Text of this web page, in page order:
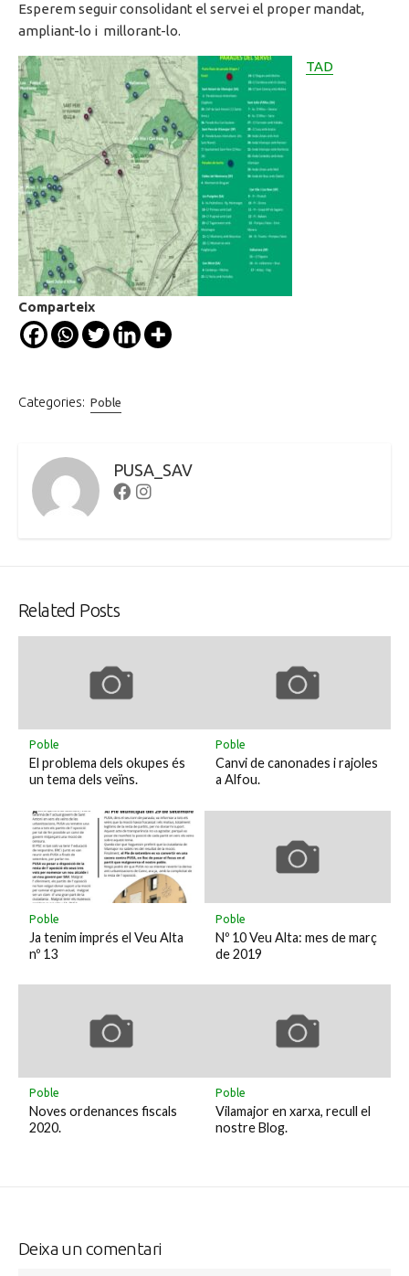
Esperem seguir consolidant el servei el proper mandat,
ampliant-lo i millorant-lo.
TAD
Comparteix
Categories: Poble
PUSA_SAV
FacebookInstagram
Related Posts
Poble
El problema dels okupes és
un tema dels veïns.
Poble
Canvi de canonades i rajoles
a Alfou.
Poble
Ja tenim imprés el Veu Alta
nº 13
Poble
Nº 10 Veu Alta: mes de març
de 2019
Poble
Noves ordenances fiscals
2020.
Poble
Vilamajor en xarxa, recull el
nostre Blog.
Deixa un comentari